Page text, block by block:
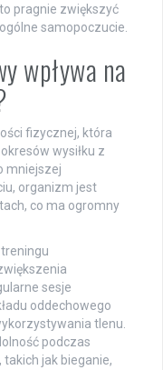
pragnie zwiększyć
samopoczucie.
wpływa na
fizycznej, która
wysiłku z
mniejszej
organizm jest
co ma ogromny
sesje
oddechowego
tlenu.
podczas
jak bieganie,